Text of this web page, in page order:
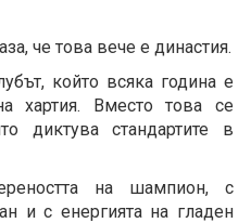
че това вече е династия.
който всяка година е
хартия. Вместо това се
диктува стандартите в
на шампион, с
и с енергията на гладен